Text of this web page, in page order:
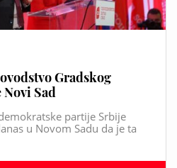
Gradskog
Sad
partije Srbije
u Novom Sadu da je ta